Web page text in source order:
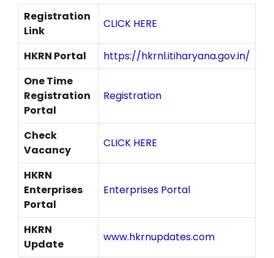
Registration
Link
CLICK HERE
HKRN Portal
https://hkrnl.itiharyana.gov.in/
One Time
Registration
Portal
Registration
Check
Vacancy
CLICK HERE
HKRN
Enterprises
Portal
Enterprises Portal
HKRN
Update
www.hkrnupdates.com